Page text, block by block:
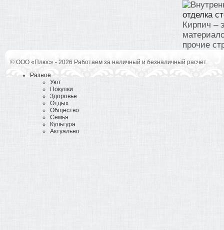
отделка
Кирпич –
прочие
© ООО «Плюс» - 2026 Работаем за наличный и безналичный расчет.
Разное
Уют
Покупки
Здоровье
Отдых
Общество
Семья
Культура
Актуально